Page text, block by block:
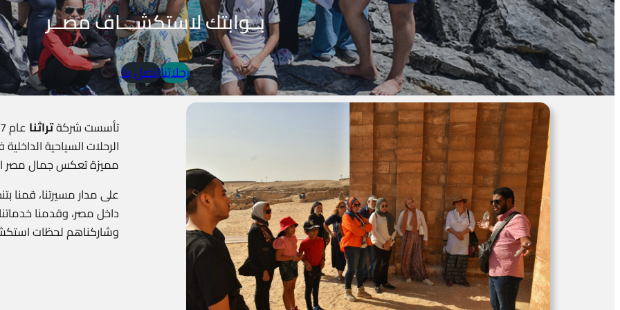
بــوابتك لاستكشـــاف مصــر
رحلاتنااتصل بنا
تأسست شركةتراثنا
الرحلات السياحية
مميزة تعكس جمال مصر
على مدار مسيرتنا، قمنا
وشاركناهم لحظات